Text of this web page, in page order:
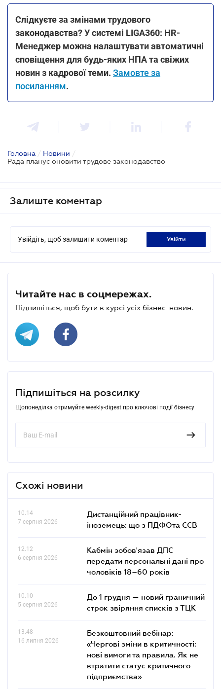
Слідкуєте за змінами трудового
законодавства? У системі LIGA360: HR-
Менеджер можна налаштувати автоматичні
сповіщення для будь-яких НПА та свіжих
новин з кадрової теми. Замовте за
посиланням.
Головна / Новини /
Рада планує оновити трудове законодавство
Залиште коментар
Увійдіть, щоб залишити коментар увійти
Читайте нас в соцмережах.
Підпишіться, щоб бути в курсі усіх бізнес-новин.
Підпишіться на розсилку
Щопонеділка отримуйте weekly-digest про ключові події бізнесу
Схожі новини
10.14
7 серпня 2026
Дистанційний працівник-
іноземець: що з ПДФОта ЄСВ
12.12
6 серпня 2026
Кабмін зобов'язав ДПС
передати персональні дані про
чоловіків 18–60 років
10.10
5 серпня 2026
До 1 грудня — новий граничний
строк звіряння списків з ТЦК
13.48
16 липня 2026
Безкоштовний вебінар:
«Чергові зміни в критичності:
нові вимоги та правила. Як не
втратити статус критичного
підприємства»